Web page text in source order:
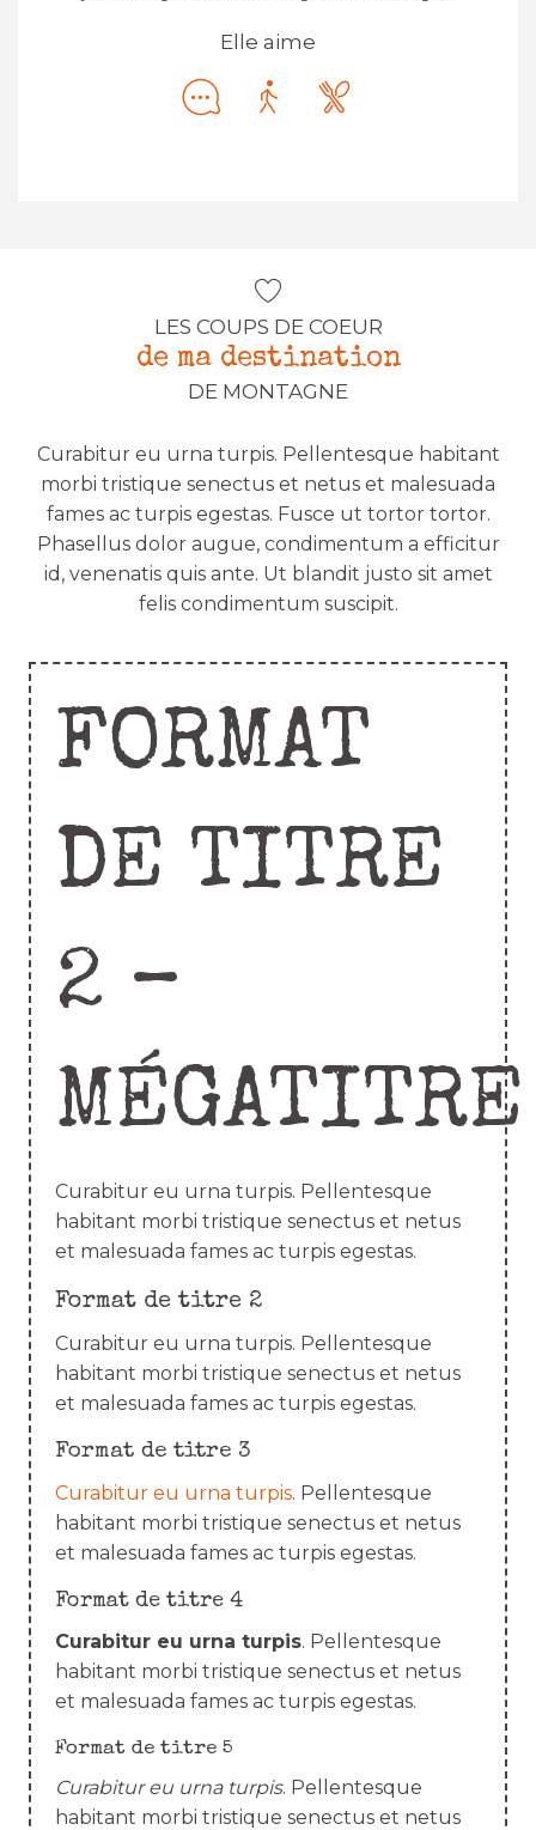
Elle aime
LES COUPS DE COEUR
de ma destination
DE MONTAGNE
Curabitur eu urna turpis. Pellentesque habitant
morbi tristique senectus et netus et malesuada
fames ac turpis egestas. Fusce ut tortor tortor.
Phasellus dolor augue, condimentum a efficitur
id, venenatis quis ante. Ut blandit justo sit amet
felis condimentum suscipit.
FORMAT
DE TITRE
2 –
MÉGATITRE
Curabitur eu urna turpis. Pellentesque
habitant morbi tristique senectus et netus
et malesuada fames ac turpis egestas.
Format de titre 2
Curabitur eu urna turpis. Pellentesque
habitant morbi tristique senectus et netus
et malesuada fames ac turpis egestas.
Format de titre 3
Curabitur eu urna turpis. Pellentesque
habitant morbi tristique senectus et netus
et malesuada fames ac turpis egestas.
Format de titre 4
Curabitur eu urna turpis. Pellentesque
habitant morbi tristique senectus et netus
et malesuada fames ac turpis egestas.
Format de titre 5
Curabitur eu urna turpis. Pellentesque
habitant morbi tristique senectus et netus